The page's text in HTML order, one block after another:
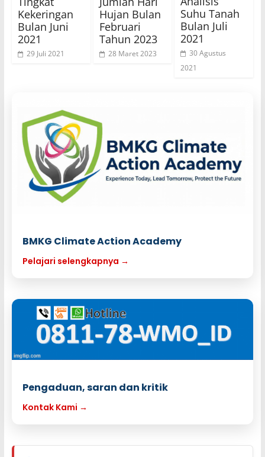
Kekeringan
Bulan Juni
2021
29 Juli 2021
Hujan Bulan
Februari
Tahun 2023
28 Maret 2023
Suhu Tanah
Bulan Juli
2021
30 Agustus
2021
BMKG Climate Action Academy
Pelajari selengkapnya →
Pengaduan, saran dan kritik
Kontak Kami →